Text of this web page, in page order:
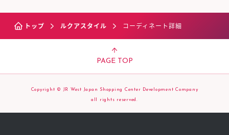
トップ ルクアスタイル コーディネート詳細
PAGE TOP
Copyright © JR West Japan Shopping Center Development Company
all rights reserved.